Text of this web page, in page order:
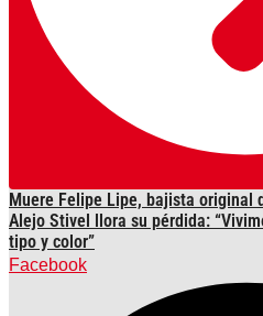
Muere Felipe Lipe, bajista original
Alejo Stivel llora su pérdida:
tipo y color”
Facebook